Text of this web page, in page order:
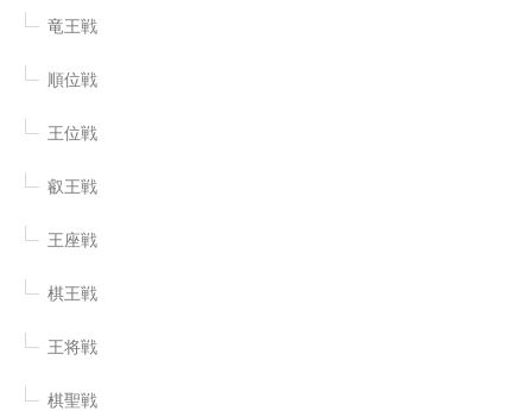
竜王戦
順位戦
王位戦
叡王戦
王座戦
棋王戦
王将戦
棋聖戦